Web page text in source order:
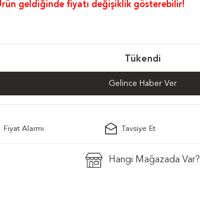
geldiğinde fiyatı değişiklik gösterebilir!
Tükendi
Gelince Haber Ver
Fiyat Alarmı Tavsiye Et
Hangi Mağazada Var?